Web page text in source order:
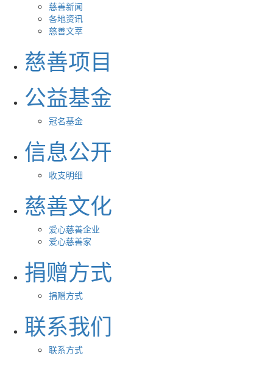
慈善新闻
各地资讯
慈善文萃
慈善项目
公益基金
冠名基金
信息公开
收支明细
慈善文化
爱心慈善企业
爱心慈善家
捐赠方式
捐赠方式
联系我们
联系方式